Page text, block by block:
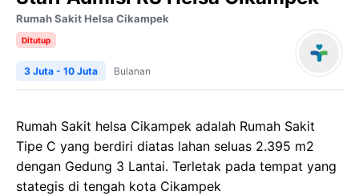
Rumah Sakit Helsa Cikampek
Ditutup
3 Juta - 10 Juta Bulanan
Rumah Sakit helsa Cikampek adalah Rumah Sakit
Tipe C yang berdiri diatas lahan seluas 2.395 m2
dengan Gedung 3 Lantai. Terletak pada tempat yang
stategis di tengah kota Cikampek